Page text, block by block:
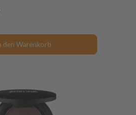
den Warenkorb